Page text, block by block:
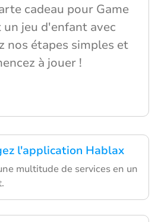
l'application Hablax
multitude de services en un
cadeau pour Game
jeu d'enfant avec
nos étapes simples et
à jouer !